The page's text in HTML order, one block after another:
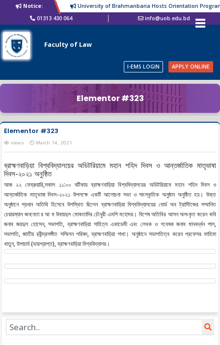
Notice:
University of Brahmanbaria Hosts Orientation
01313 430 064
info@uob.edu.bd
Faculty of Law
I-EMS LOGIN APPLY ONLINE
Elementor #323
Elementor #323
views March 14, 2021
ব্রাহ্মণবাড়িয়া বিশ্ববিদ্যালয়ের অডিটরিয়ামে মহান শহিদ দিবস ও আন্তর্জাতিক মাতৃভাষা
দিবস-২০২১ অনুষ্ঠিত
আজ ২২ ফেব্রুয়ারি,সকাল ১১:০০ ঘটিকায় ব্রাহ্মণবাড়িয়া বিশ্ববিদ্যালয়ের অডিটরিয়ামে মহান শহিদ দিবস ও
আন্তর্জাতিক মাতৃভাষা দিবস-২০২১ উপলক্ষে একটি আলোচনা সভা ও সাংস্কৃতিক অনুষ্ঠান অনুষ্ঠিত হয়। উক্ত
অনুষ্ঠানে প্রধান অতিথি হিসেবে উপস্থিত ছিলেন ব্রাহ্মণবাড়িয়া বিশ্ববিদ্যালয়ের বোর্ড অব ট্রাস্টিজের সম্মানিত
চেয়ারম্যান জননেতা র আ ম উবায়দুল মোকতাদির চৌধুরী এমপি মহোদয়। বিশেষ অতিথির আসন অলংকৃত করেন কবি
জনাব জয়দুল হোসেন, সভাপতি, ব্রাহ্মণবাড়িয়া সাহিত্য একাডেমী এবং লেখক ও গবেষক জনাব মানবর্দ্ধন পাল,
সভাপতি, জাতীয় রবীন্দ্রসঙ্গীত সম্মিলন পরিষদ, ব্রাহ্মণবাড়িয়া শাখা। অনুষ্ঠানে সভাপতিত্ব করেন প্রফেসর ফাহিমা
খাতুন, উপাচার্য (ভারপ্রাপ্ত), ব্রাহ্মণবাড়িয়া বিশ্ববিদ্যালয়।